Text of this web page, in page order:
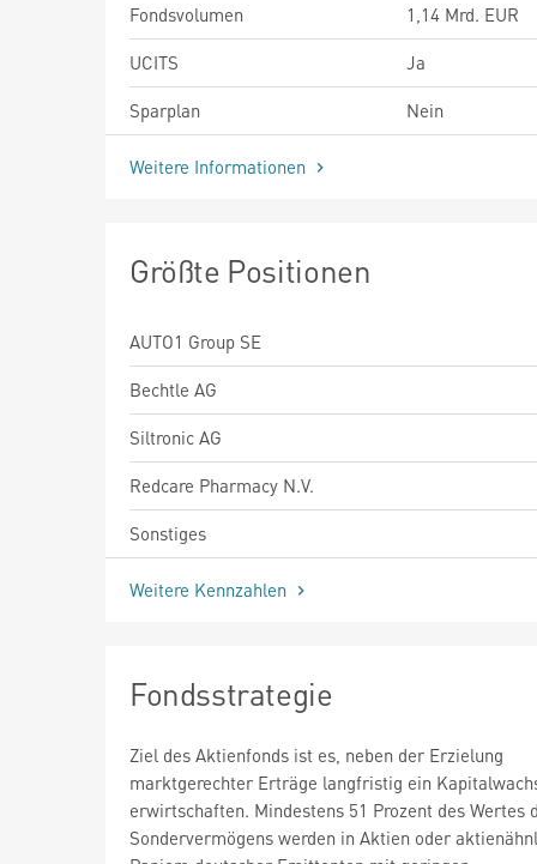
Fondsvolumen
1,14 Mrd. EUR
UCITS
Ja
Sparplan
Nein
Weitere Informationen
Größte Positionen
AUTO1 Group SE
Bechtle AG
Siltronic AG
Redcare Pharmacy N.V.
Sonstiges
Weitere Kennzahlen
Fondsstrategie
Ziel des Aktienfonds ist es, neben der Erzielung
marktgerechter Erträge langfristig ein
erwirtschaften. Mindestens 51 Prozent des Wertes
Sondervermögens werden in Aktien oder